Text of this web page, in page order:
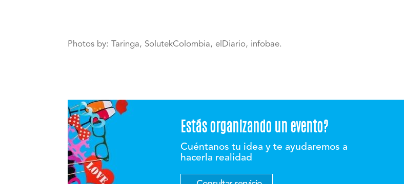
Photos by: Taringa, SolutekColombia, elDiario, infobae.
Estás organizando un evento?
Cuéntanos tu idea y te ayudaremos a
hacerla realidad